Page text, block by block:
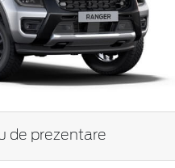
de prezentare